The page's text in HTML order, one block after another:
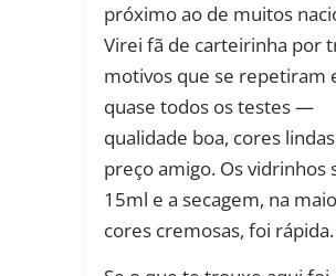
próximo ao de muitos
Virei fã de carteirinha por
motivos que se repetiram
quase todos os testes —
qualidade boa, cores
preço amigo. Os vidrinhos
15ml e a secagem, na
cores cremosas, foi rápida.